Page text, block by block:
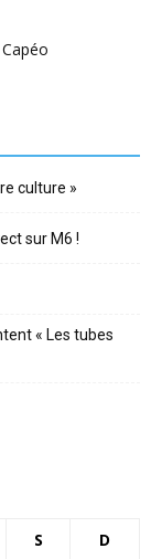
culture »
sur M6 !
« Les tubes
S D